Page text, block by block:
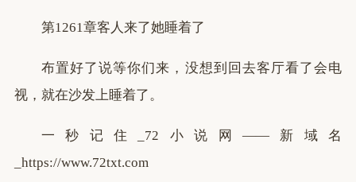
第1261章客人来了她睡着了
布置好了说等你们来，没想到回去客厅看了会电
视，就在沙发上睡着了。
一秒记住_72小说网——新域名
_https://www.72txt.com